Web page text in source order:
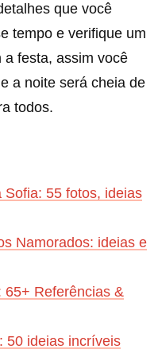
que você
tempo e verifique um
a festa, assim você
a noite será cheia de
todos.
Sofia: 55 fotos, ideias
Namorados: ideias e
65+ Referências &
50 ideias incríveis